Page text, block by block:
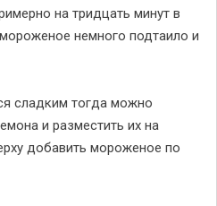
на тридцать минут в
немного подтаило и
сладким тогда можно
и разместить их на
добавить мороженое по